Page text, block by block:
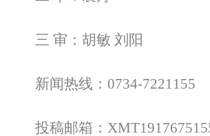
三 审：胡敏 刘阳
新闻热线：0734-7221155
投稿邮箱：